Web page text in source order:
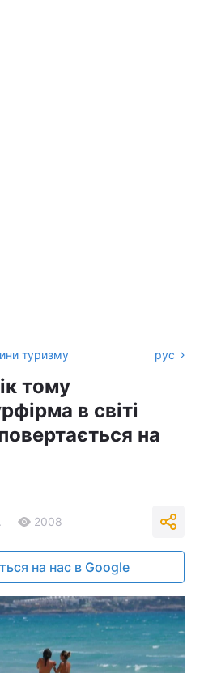
туризму рус
тому
в світі
на
2008
на нас в Google